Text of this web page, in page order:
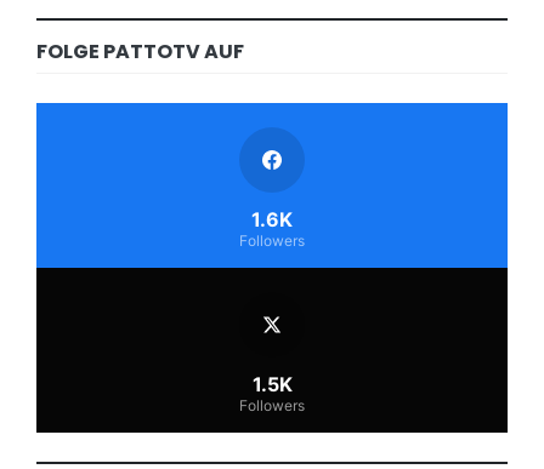
FOLGE PATTOTV AUF
1.6K
Followers
1.5K
Followers